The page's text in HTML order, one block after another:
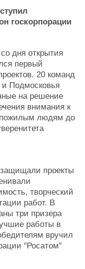
флота
госкорпорации
дня открытия
первый
20 команд
Подмосковья
на решение
внимания к
людям до
проекты
творческий
работ. В
три призера
работы в
вручил
"Росатом"